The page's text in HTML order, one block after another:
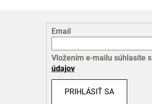
Email
Vložením e-mailu súhlasíte s
údajov
PRIHLÁSIŤ SA